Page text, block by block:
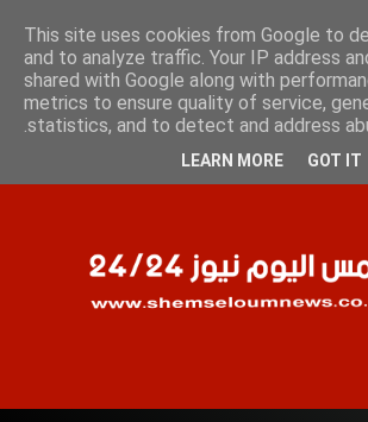
الخميس 6 أغسطس 2026
This site uses cookies from Google to
and to analyze traffic. Your IP address
shared with Google along with
metrics to ensure quality of service,
statistics, and to detect and address
LEARN MORE GOT IT